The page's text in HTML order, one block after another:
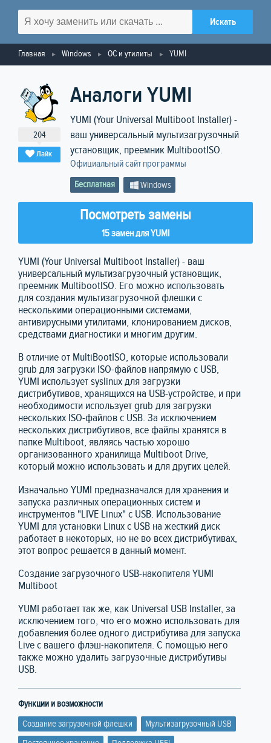
Главная Windows ОС и утилиты YUMI
204
Лайк
Аналоги YUMI
YUMI (Your Universal Multiboot Installer) -
ваш универсальный мультизагрузочный
установщик, преемник MultibootISO.
Официальный сайт программы
Бесплатная Windows
Посмотреть замены
15 замен для YUMI
YUMI (Your Universal Multiboot Installer) - ваш
универсальный мультизагрузочный установщик,
преемник MultibootISO. Его можно использовать
для создания мультизагрузочной флешки с
несколькими операционными системами,
антивирусными утилитами, клонированием дисков,
средствами диагностики и многим другим.
В отличие от MultiBootISO, которые использовали
grub для загрузки ISO-файлов напрямую с USB,
YUMI использует syslinux для загрузки
дистрибутивов, хранящихся на USB-устройстве, и при
необходимости использует grub для загрузки
нескольких ISO-файлов с USB. За исключением
нескольких дистрибутивов, все файлы хранятся в
папке Multiboot, являясь частью хорошо
организованного хранилища Multiboot Drive,
который можно использовать и для других целей.
Изначально YUMI предназначался для хранения и
запуска различных операционных систем и
инструментов "LIVE Linux" с USB. Использование
YUMI для установки Linux с USB на жесткий диск
работает в некоторых, но не во всех дистрибутивах,
этот вопрос решается в данный момент.
Создание загрузочного USB-накопителя YUMI
Multiboot
YUMI работает так же, как Universal USB Installer, за
исключением того, что его можно использовать для
добавления более одного дистрибутива для запуска
Live с вашего флэш-накопителя. С помощью него
также можно удалить загрузочные дистрибутивы
USB.
Функции и возможности
Создание загрузочной флешки
Мультизагрузочный USB